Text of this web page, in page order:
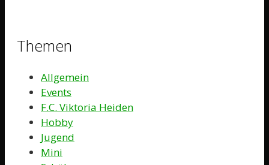
Themen
Allgemein
Events
F.C. Viktoria Heiden
Hobby
Jugend
Mini